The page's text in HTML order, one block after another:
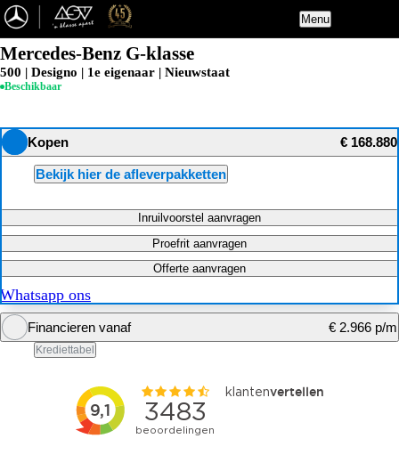
Menu
Mercedes-Benz G-klasse
500 | Designo | 1e eigenaar | Nieuwstaat
Beschikbaar
Kopen € 168.880
Bekijk hier de afleverpakketten
Inruilvoorstel aanvragen
Proefrit aanvragen
Offerte aanvragen
Whatsapp ons
Financieren vanaf € 2.966 p/m
Krediettabel
Financiering berekenen